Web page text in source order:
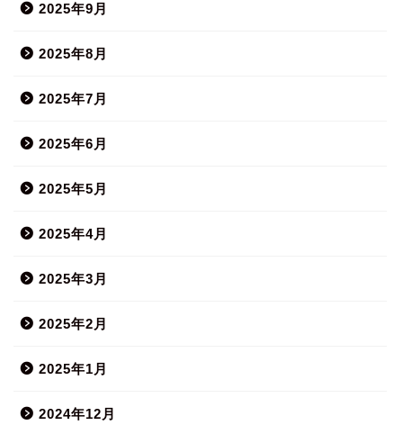
2025年9月
2025年8月
2025年7月
2025年6月
2025年5月
2025年4月
2025年3月
2025年2月
2025年1月
2024年12月